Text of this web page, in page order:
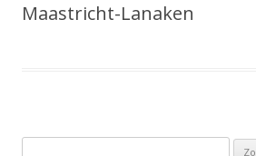
Maastricht-Lanaken